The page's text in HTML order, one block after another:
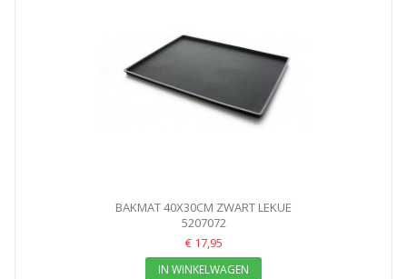
BAKMAT 40X30CM ZWART LEKUE
5207072
€ 17,95
IN WINKELWAGEN